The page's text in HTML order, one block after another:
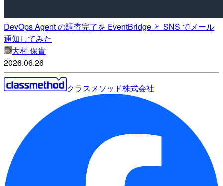
DevOps Agent の調査完了を EventBridge と SNS でメール
通知してみた
大村 保貴
2026.06.26
クラスメソッド株式会社